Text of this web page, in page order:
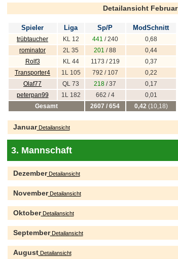
Detailansicht Februar
Spieler Liga Sp/P ModSchnitt
trübtaucher KL 12 441 / 240
0,68
rominator
2L 35 201 / 88
0,44
Rolf3
KL 44 1173 / 219
0,37
Transporter4
1L 105 792 / 107
0,22
Olaf77
QL 73 218 / 37
0,17
peterpan99
1L 182 662 / 4
0,01
Gesamt
2607 / 654 0,42(10,18)
JanuarDetailansicht
3. Mannschaft
DezemberDetailansicht
NovemberDetailansicht
OktoberDetailansicht
SeptemberDetailansicht
AugustDetailansicht